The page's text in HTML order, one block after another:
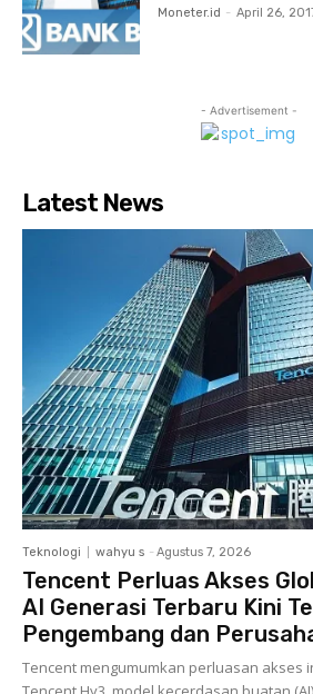
Moneter.id - April 26,
- Advertisement -
Latest News
Teknologi wahyu s - Agustus 7, 2026
Tencent Perluas Akses
AI Generasi Terbaru Kini
Pengembang dan
Tencent mengumumkan perluasan akses